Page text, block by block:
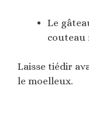
Le
couteau
Laisse tiédir
le moelleux.